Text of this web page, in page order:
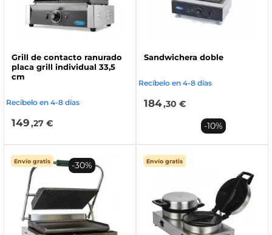
Grill de contacto ranurado
placa grill individual 33,5
cm
Recíbelo en 4-8 días
149,27 €
Sandwichera doble
Recíbelo en 4-8 días
184,30 €
Envío gratis -30% Envío gratis
-10%